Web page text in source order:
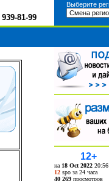
939-81-99
Выберите
12+
на 18 Oct 2022 20:56
12 spo за 24 часа
40 269 просмотров